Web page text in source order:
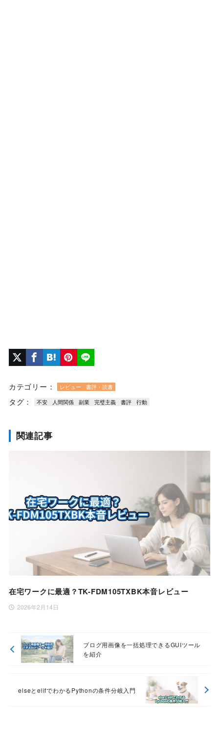
カテゴリー： レビュー 書評・読書
タグ： 不安 人間関係 副業 完璧主義 書評 行動
関連記事
在宅ワークに最適？TK-FDM105TXBK本音レビュー
2026年2月14日
ブログ用画像を一括処理できるGUIツール
を紹介
elseとelifでわかるPythonの条件分岐入門